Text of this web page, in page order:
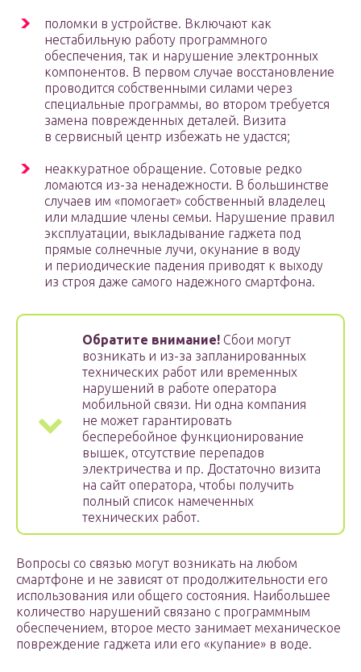
поломки в устройстве. Включают как
нестабильную работу программного
обеспечения, так и нарушение электронных
компонентов. В первом случае восстановление
проводится собственными силами через
специальные программы, во втором требуется
замена поврежденных деталей. Визита
в сервисный центр избежать не удастся;
неаккуратное обращение. Сотовые редко
ломаются из-за ненадежности. В большинстве
случаев им «помогает» собственный владелец
или младшие члены семьи. Нарушение правил
эксплуатации, выкладывание гаджета под
прямые солнечные лучи, окунание в воду
и периодические падения приводят к выходу
из строя даже самого надежного смартфона.
Обратите внимание! Сбои могут
возникать и из-за запланированных
технических работ или временных
нарушений в работе оператора
мобильной связи. Ни одна компания
не может гарантировать
бесперебойное функционирование
вышек, отсутствие перепадов
электричества и пр. Достаточно визита
на сайт оператора, чтобы получить
полный список намеченных
технических работ.
Вопросы со связью могут возникать на любом
смартфоне и не зависят от продолжительности его
использования или общего состояния. Наибольшее
количество нарушений связано с программным
обеспечением, второе место занимает механическое
повреждение гаджета или его «купание» в воде.